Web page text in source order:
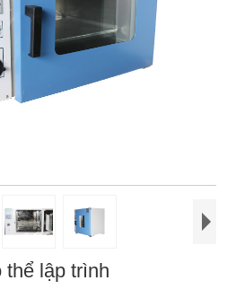
thể lập trình